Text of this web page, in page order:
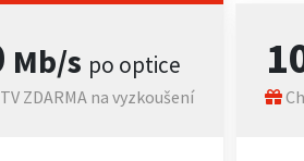
Mb/s po optice
ZDARMA na vyzkoušení